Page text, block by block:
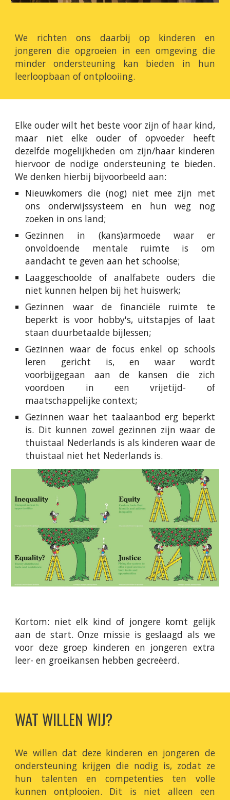
We richten ons daarbij op kinderen en
jongeren die opgroeien in een omgeving die
minder ondersteuning kan bieden in hun
leerloopbaan of ontplooiing.
Elke ouder wilt het beste voor zijn of haar kind,
maar niet elke ouder of opvoeder heeft
dezelfde mogelijkheden om zijn/haar kinderen
hiervoor de nodige ondersteuning te bieden.
We denken hierbij bijvoorbeeld aan:
Nieuwkomers die (nog) niet mee zijn met
ons onderwijssysteem en hun weg nog
zoeken in ons land;
Gezinnen in (kans)armoede waar er
onvoldoende mentale ruimte is om
aandacht te geven aan het schoolse;
Laaggeschoolde of analfabete ouders die
niet kunnen helpen bij het huiswerk;
Gezinnen waar de financiële ruimte te
beperkt is voor hobby's, uitstapjes of laat
staan duurbetaalde bijlessen;
Gezinnen waar de focus enkel op schools
leren gericht is, en waar wordt
voorbijgegaan aan de kansen die zich
voordoen in een vrijetijd- of
maatschappelijke context;
Gezinnen waar het taalaanbod erg beperkt
is. Dit kunnen zowel gezinnen zijn waar de
thuistaal Nederlands is als kinderen waar de
thuistaal niet het Nederlands is.
Kortom: niet elk kind of jongere komt gelijk
aan de start. Onze missie is geslaagd als we
voor deze groep kinderen en jongeren extra
leer- en groeikansen hebben gecreëerd.
WAT WILLEN WIJ?
We willen dat deze kinderen en jongeren de
ondersteuning krijgen die nodig is, zodat ze
hun talenten en competenties ten volle
kunnen ontplooien. Dit is niet alleen een